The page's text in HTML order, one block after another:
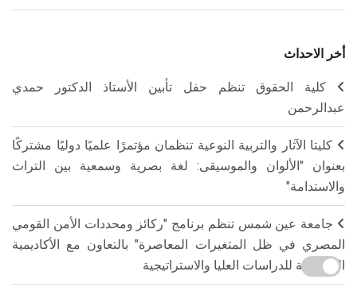
أخر الاحداث
كلية الحقوق تنظم حفل تأبين الأستاذ الدكتور حمدي
عبدالرحمن
كليتا الآثار والتربية النوعية تنظمان مؤتمرًا علميًا دوليًا مشتركًا
بعنوان "الألوان والموسيقى: لغة بصرية وسمعية بين التراث
والاستدامة"
جامعة عين شمس تنظم برنامج "ركائز ومحددات الأمن القومي
المصري في ظل المتغيرات المعاصرة" بالتعاون مع الأكاديمية
العسكرية للدراسات العليا والاستراتيجية